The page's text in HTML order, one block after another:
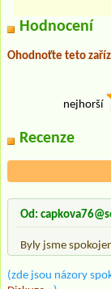
Hodnocení
Ohodnoťte teto
nejhorší
Recenze
Od:
Byly jsme
(zde jsou názory